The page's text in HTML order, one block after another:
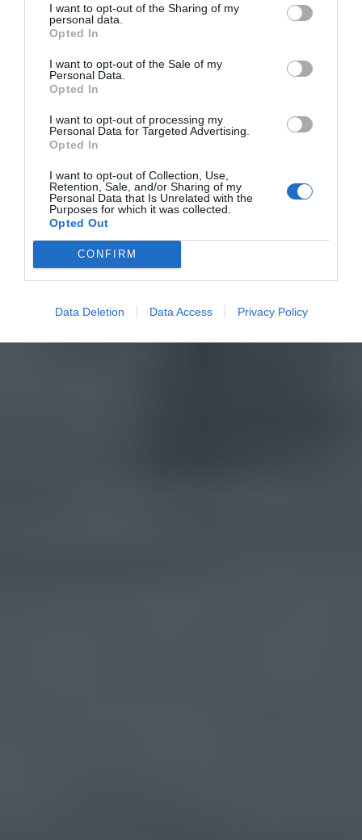
I want to opt-out of the Sharing of my
personal data.
Opted In
I want to opt-out of the Sale of my
Personal Data.
Opted In
I want to opt-out of processing my
Personal Data for Targeted Advertising.
Opted In
I want to opt-out of Collection, Use,
Retention, Sale, and/or Sharing of my
Personal Data that Is Unrelated with the
Purposes for which it was collected.
Opted Out
CONFIRM
Data Deletion Data Access Privacy Policy